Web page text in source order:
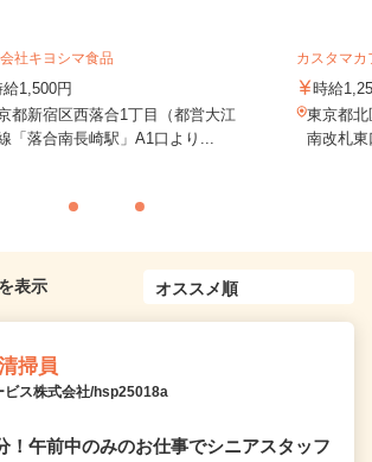
社キヨシマ食品
給1,500円
都新宿区西落合1丁目（都営大江
「落合南長崎駅」A1口より...
カスタマ
時給
東京都北
南改札
表示
掃員
ビス株式会社/hsp25018a
！午前中のみのお仕事でシニアスタッフ